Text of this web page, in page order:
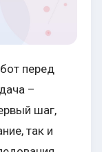
перед
–
шаг,
так и